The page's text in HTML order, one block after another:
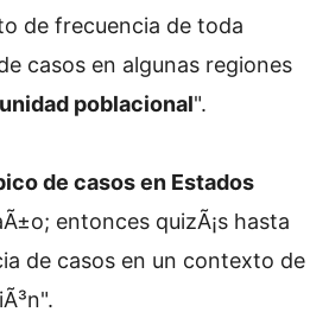
de frecuencia de toda
casos en algunas regiones
poblacional".
de casos en Estados
entonces quizÃ¡s hasta
de casos en un contexto de